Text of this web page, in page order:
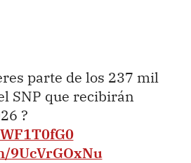
parte de los 237 mil
SNP que recibirán
?
9UcVrGOxNu